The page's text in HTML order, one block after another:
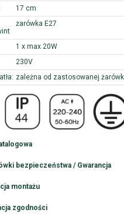
17 cm
żarówka E27
1 x max 20W
230V
zależna od zastosowanej
bezpieczeństwa / Gwarancja
montażu
zgodności